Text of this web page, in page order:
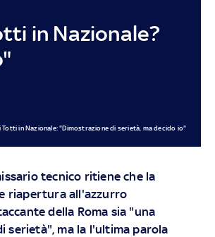
in Nazionale?
in Nazionale: "Dimostrazione di serietà, ma decido io"
tecnico ritiene che la
riapertura all'azzurro
della Roma sia "una
serietà", ma la l'ultima parola